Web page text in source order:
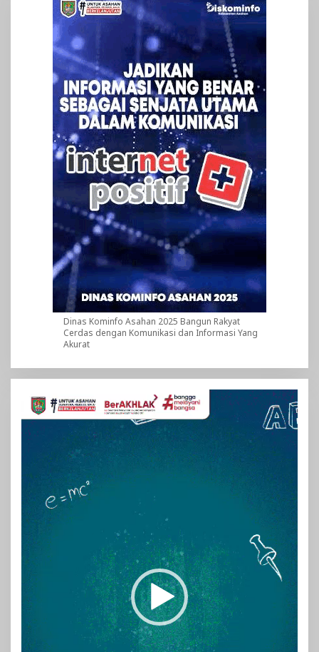
Dinas Kominfo Asahan 2025 Bangun Rakyat
Cerdas dengan Komunikasi dan Informasi Yang
Akurat
Pemutar
Video